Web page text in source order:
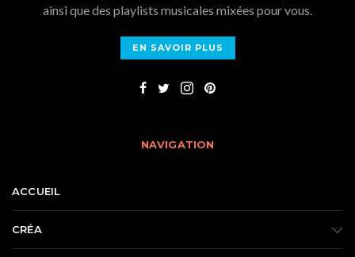
ainsi que des playlists musicales mixées pour vous.
EN SAVOIR PLUS
NAVIGATION
ACCUEIL
CRÉA